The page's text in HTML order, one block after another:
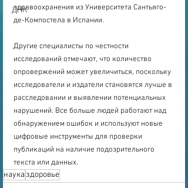
ДНК
здравоохранения из Университета Сантьяго-
де-Компостела в Испании.
Другие специалисты по честности
исследований отмечают, что количество
опровержений может увеличиться, поскольку
исследователи и издатели становятся лучше в
расследовании и выявлении потенциальных
нарушений. Все больше людей работают над
обнаружением ошибок и используют новые
цифровые инструменты для проверки
публикаций на наличие подозрительного
текста или данных.
науказдоровье